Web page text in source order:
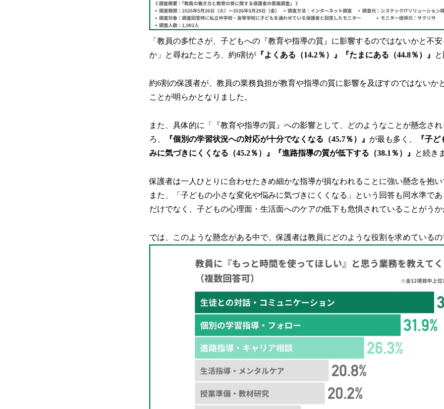
「教員の多忙さが、子どもへの『教育や指導の質』に影響するのではないかと不
か」と尋ねたところ、約6割が 『よくある（14.2％）』『たまにある（44.8％）』
約6割の保護者が、教員の業務負担が教育や指導の質に影響を及ぼすのではないか
ことが明らかとなりました。
また、具体的に「『教育や指導の質』への影響として、どのようなことが懸念さ
ろ、
『個別の学習状況への対応が十分でなくなる（45.7％）』 が最も多く、
『子
みに気づきにくくなる（45.2％）』『進路指導の質が低下する（38.1％）』
と続き
保護者は一人ひとりに合わせたきめ細かな指導が損なわれることに強い懸念を抱
また、「子どもの小さな変化や悩みに気づきにくくなる」という回答も同水準で
だけでなく、子どもの心理面・生活面へのケアの低下も危惧されていることがう
では、このような懸念がある中で、保護者は教員にどのような役割を求めている